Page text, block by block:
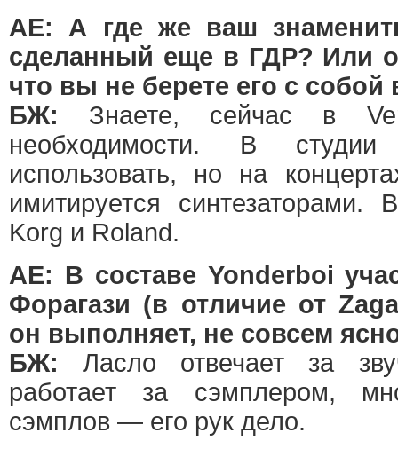
АЕ: А где же ваш
сделанный еще в ГДР? Или
что вы не берете его с собой
БЖ: Знаете, сейчас в
необходимости. В
использовать, но на
имитируется
Korg и Roland.
АЕ: В составе Yonderboi
Форагази (в отличие от
он выполняет, не совсем
БЖ: Ласло отвечает за
работает за сэмплером,
сэмплов — его рук дело.